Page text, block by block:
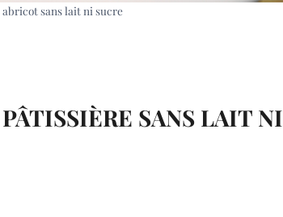
sans lait ni sucre
SANS LAIT NI